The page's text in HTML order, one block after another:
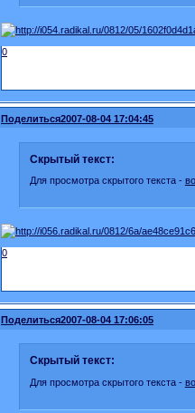
0
Поделиться2007-08-04 17:04:45
Скрытый текст:
Для просмотра скрытого текста -
0
Поделиться2007-08-04 17:06:05
Скрытый текст:
Для просмотра скрытого текста -